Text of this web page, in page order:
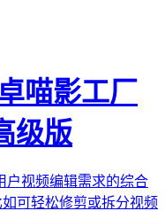
喵影工厂
级版
户视频编辑需求的综合
可轻松修剪或拆分视频